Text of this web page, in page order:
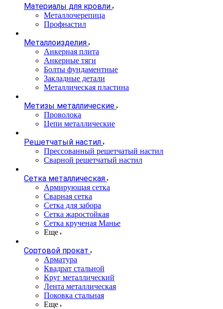
Материалы для кровли
Металлочерепица
Профнастил
Металлоизделия
Анкерная плита
Анкерные тяги
Болты фундаментные
Закладные детали
Металлическая пластина
Метизы металлические
Проволока
Цепи металлические
Решетчатый настил
Прессованный решетчатый настил
Сварной решетчатый настил
Сетка металлическая
Армирующая сетка
Сварная сетка
Сетка для забора
Сетка жаростойкая
Сетка крученая Манье
Еще
Сортовой прокат
Арматура
Квадрат стальной
Круг металлический
Лента металлическая
Поковка стальная
Еще